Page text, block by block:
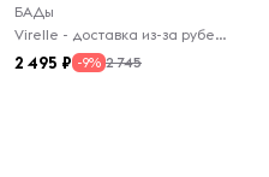
БАДы
Virelle - доставка из-за рубежа
2 495 -9% 2 745